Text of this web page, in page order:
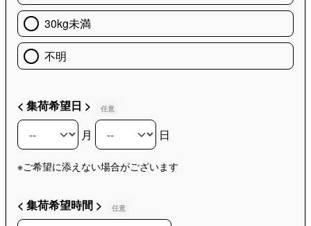
30kg未満
不明
< 集荷希望日 >
< 集荷希望日 >の月
月
< 集荷希望日 >の日 日
※ご希望に添えない場合がございます
< 集荷希望時間 >